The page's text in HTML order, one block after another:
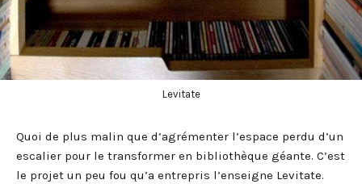
Levitate
Quoi de plus malin que d’agrémenter l’espace perdu d’un
escalier pour le transformer en bibliothèque géante. C’est
le projet un peu fou qu’a entrepris l’enseigne Levitate.